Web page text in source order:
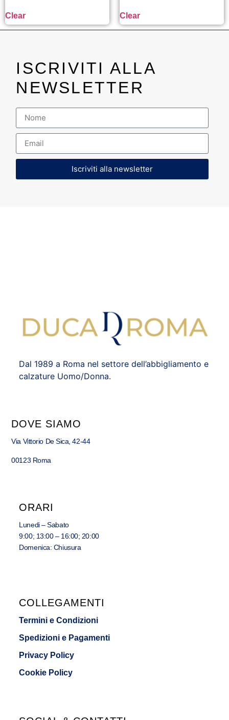
Clear Clear
ISCRIVITI ALLA
NEWSLETTER
Iscriviti alla newsletter
Dal 1989 a Roma nel settore dell’abbigliamento e
calzature Uomo/Donna.
DOVE SIAMO
Via Vittorio De Sica, 42-44
00123 Roma
ORARI
Lunedi – Sabato
9:00; 13:00 – 16:00; 20:00
Domenica: Chiusura
COLLEGAMENTI
Termini e Condizioni
Spedizioni e Pagamenti
Privacy Policy
Cookie Policy